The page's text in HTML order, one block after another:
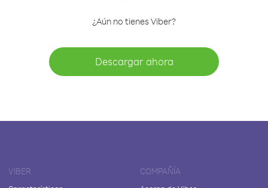
¿Aún no tienes Viber?
Descargar ahora
VIBER COMPAÑÍA